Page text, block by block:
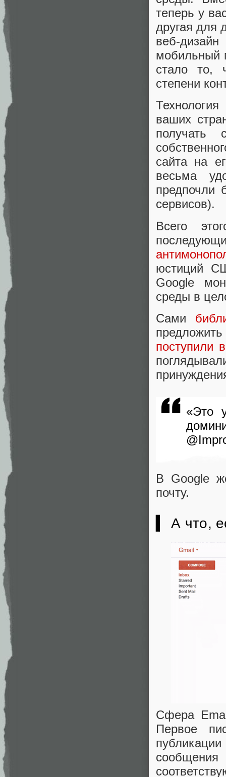
теперь у
другая для
веб-
мобильный
стало то,
степени
ваших
сайта на
весьма
предпочли
сервисов).
Всего
юстиций
Google
среды в
Сами
поступили
«Это
В Google
почту.
▍ А что,
Сфера
Первое